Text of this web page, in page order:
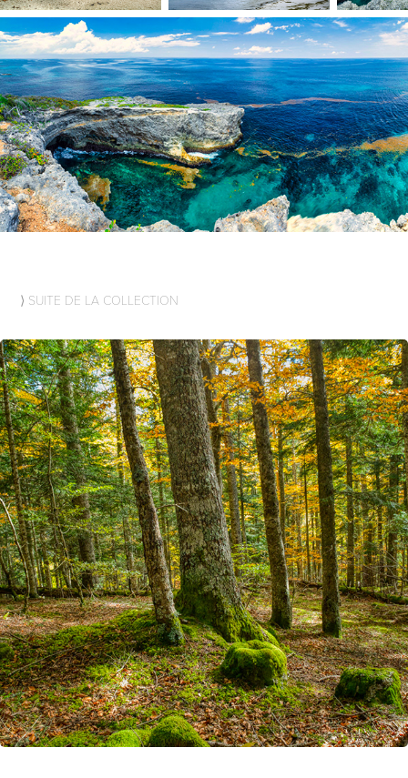
⟩ SUITE DE LA COLLECTION
2023
FORÊT TEMPÉRÉE